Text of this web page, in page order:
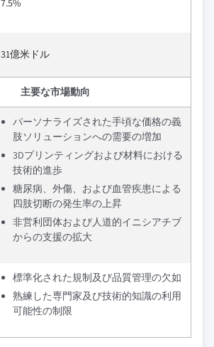
7.5%
31億米ドル
主要な市場動向
パーソナライズされた手頃な価格の義
肢ソリューションへの需要の増加
3Dプリンティングおよび材料における
技術的進歩
糖尿病、外傷、および血管疾患による
四肢切断の発生率の上昇
非営利団体および人道的イニシアチブ
からの支援の拡大
標準化された規制及び品質管理の欠如
熟練した専門家及び技術的知識の利用
可能性の制限